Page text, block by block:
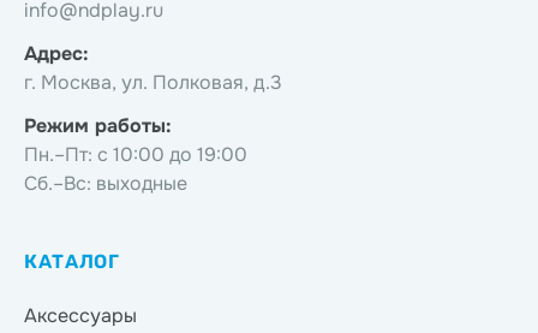
info@ndplay.ru
Адрес:
г. Москва, ул. Полковая, д.3
Режим работы:
Пн.–Пт: с 10:00 до 19:00
Сб.–Вс: выходные
КАТАЛОГ
Аксессуары